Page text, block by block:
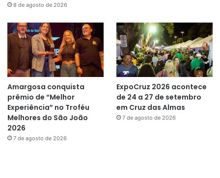
8 de agosto de 2026
Amargosa conquista
prêmio de “Melhor
Experiência” no Troféu
Melhores do São João
2026
7 de agosto de 2026
ExpoCruz 2026 acontece
de 24 a 27 de setembro
em Cruz das Almas
7 de agosto de 2026